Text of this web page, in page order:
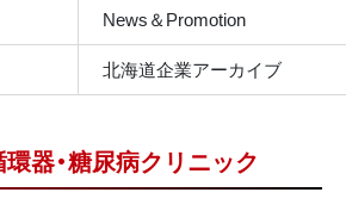
News＆Promotion
北海道企業アーカイブ
器・糖尿病クリニック